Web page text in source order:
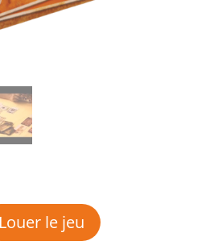
Louer le jeu